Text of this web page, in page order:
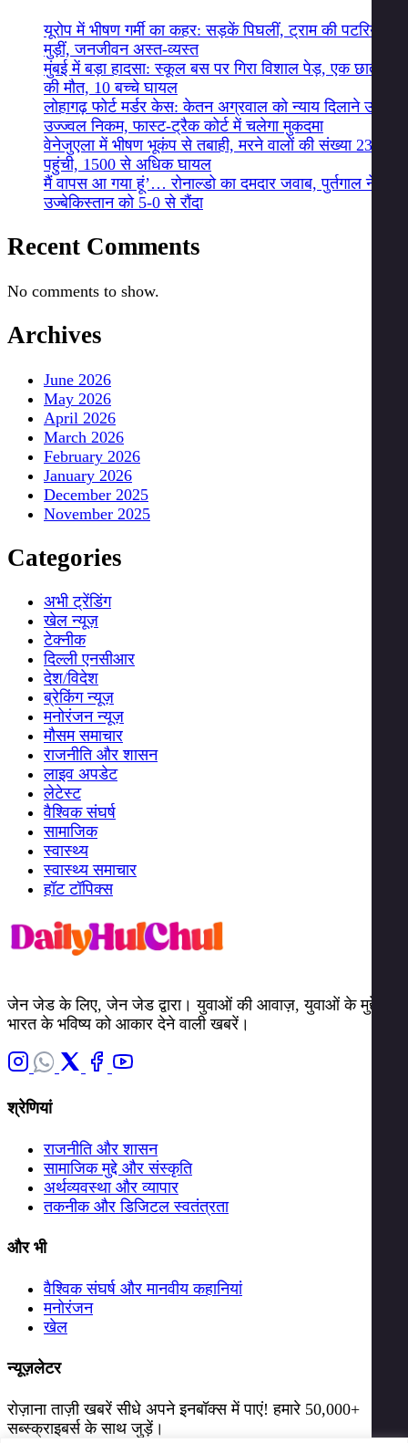
यूरोप में भीषण गर्मी का कहर: सड़कें पिघलीं, ट्राम की पटरियां
मुड़ीं, जनजीवन अस्त-व्यस्त
मुंबई में बड़ा हादसा: स्कूल बस पर गिरा विशाल पेड़, एक छात्र
की मौत, 10 बच्चे घायल
लोहागढ़ फोर्ट मर्डर केस: केतन अग्रवाल को न्याय दिलाने उतरे
उज्ज्वल निकम, फास्ट-ट्रैक कोर्ट में चलेगा मुकदमा
वेनेजुएला में भीषण भूकंप से तबाही, मरने वालों की संख्या 235
पहुंची, 1500 से अधिक घायल
मैं वापस आ गया हूं’… रोनाल्डो का दमदार जवाब, पुर्तगाल ने
उज्बेकिस्तान को 5-0 से रौंदा
Recent Comments
No comments to show.
Archives
June 2026
May 2026
April 2026
March 2026
February 2026
January 2026
December 2025
November 2025
Categories
अभी ट्रेंडिंग
खेल न्यूज़
टेक्नीक
दिल्ली एनसीआर
देश/विदेश
ब्रेकिंग न्यूज़
मनोरंजन न्यूज़
मौसम समाचार
राजनीति और शासन
लाइव अपडेट
लेटेस्ट
वैश्विक संघर्ष
सामाजिक
स्वास्थ्य
स्वास्थ्य समाचार
हॉट टॉपिक्स
जेन जेड के लिए, जेन जेड द्वारा। युवाओं की आवाज़, युवाओं के मुद्दे।
भारत के भविष्य को आकार देने वाली खबरें।
श्रेणियां
राजनीति और शासन
सामाजिक मुद्दे और संस्कृति
अर्थव्यवस्था और व्यापार
तकनीक और डिजिटल स्वतंत्रता
और भी
वैश्विक संघर्ष और मानवीय कहानियां
मनोरंजन
खेल
न्यूज़लेटर
रोज़ाना ताज़ी खबरें सीधे अपने इनबॉक्स में पाएं! हमारे 50,000+
सब्स्क्राइबर्स के साथ जुड़ें।